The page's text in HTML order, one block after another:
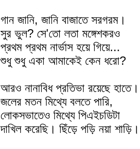
গান জানি, জানি বাজাতে সরগরম।
সুর ভুল? সে'তো লতা মঙ্গেশকরও
প্রথম প্রথম নার্ভাস হয়ে গিয়ে...
শুধু শুধু একা আমাকেই কেন ধরো?
আরও নানাবিধ প্রতিভা রয়েছে হাতে।
জলের মতন মিথ্যে বলতে পারি,
লোকসভাতেও মিথ্যে পিএইচডিটা
দাখিল করেছি। ছিঁড়ে পড়ি নয়া শাড়ি।